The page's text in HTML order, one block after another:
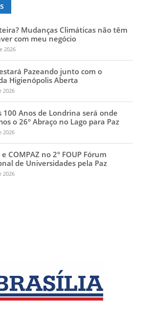
Mudanças Climáticas não têm
com meu negócio
2026
Pazeando junto com o
Higienópolis Aberta
2026
100 Anos de Londrina será onde
o 26° Abraço no Lago para Paz
2026
COMPAZ no 2° FOUP Fórum
de Universidades pela Paz
2026